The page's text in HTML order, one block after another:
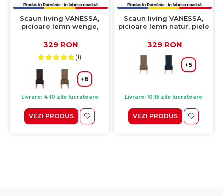
Scaun living VANESSA,
picioare lemn wenge,
47x60x110 cm
329 RON
(1)
+6
Livrare: 4-10 zile lucratoare
VEZI PRODUS
Scaun living VANESSA,
picioare lemn natur, piele
47x60x110 cm
329 RON
+5
Livrare: 10-15 zile lucratoare
VEZI PRODUS